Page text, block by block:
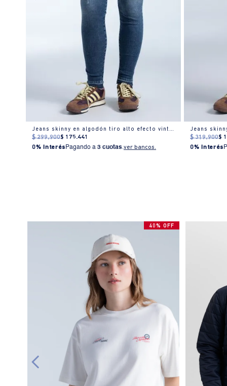
Jeans skinny en algodón tiro alto efecto vintage
$ 299.900$ 175.441
0% Interés Pagando a3 cuotas.ver bancos.
Jeans
$ 319.900$
0% Interés
40% OFF